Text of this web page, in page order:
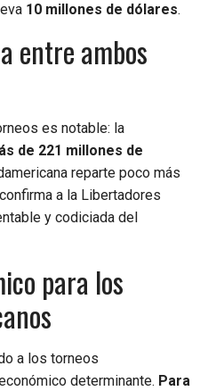
10 millones de dólares.
entre ambos
es notable: la
de 221 millones de
reparte poco más
a la Libertadores
y codiciada del
para los
a los torneos
determinante. Para